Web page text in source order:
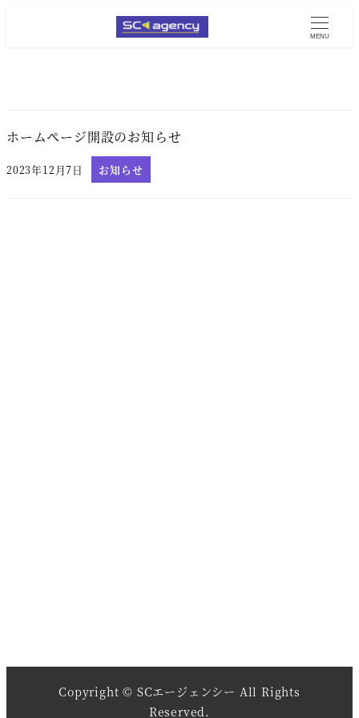
MENU
ホームページ開設のお知らせ
2023年12月7日 お知らせ
Copyright © SCエージェンシー All Rights
Reserved.